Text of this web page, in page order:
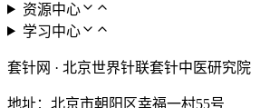
资源中心
学习中心
套针网 · 北京世界针联套针中医研究院
地址： 北京市朝阳区幸福一村55号